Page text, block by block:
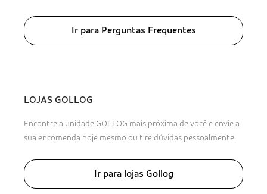
Ir para Perguntas Frequentes
LOJAS GOLLOG
Encontre a unidade GOLLOG mais próxima de você e envie a
sua encomenda hoje mesmo ou tire dúvidas pessoalmente.
Ir para lojas Gollog